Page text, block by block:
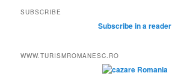
SUBSCRIBE
Subscribe in a reader
WWW.TURISMROMANESC.RO